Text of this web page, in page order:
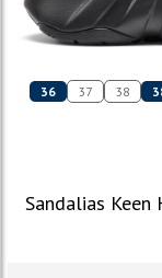
36 37 38
Sandalias